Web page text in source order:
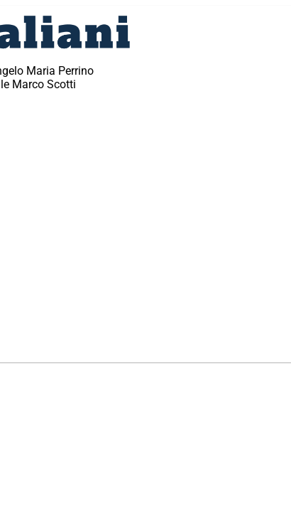
Maria Perrino
Marco Scotti